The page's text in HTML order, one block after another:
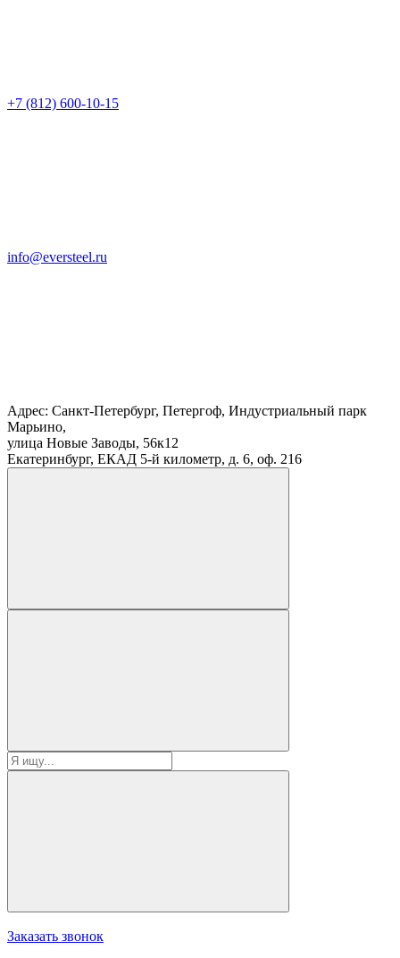
+7 (812) 600-10-15
info@eversteel.ru
Адрес: Санкт-Петербург, Петергоф, Индустриальный парк
Марьино,
улица Новые Заводы, 56к12
Екатеринбург, ЕКАД 5-й километр, д. 6, оф. 216
Заказать звонок